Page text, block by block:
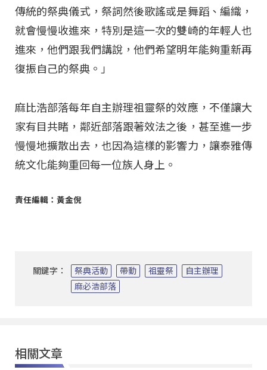
傳統的祭典儀式，祭詞然後歌謠或是舞蹈、編織，
就會慢慢收進來，特別是這一次的雙崎的年輕人也
進來，他們跟我們講說，他們希望明年能夠重新再
復振自己的祭典。」
麻比浩部落每年自主辦理祖靈祭的效應，不僅讓大
家有目共睹，鄰近部落跟著效法之後，甚至進一步
慢慢地擴散出去，也因為這樣的影響力，讓泰雅傳
統文化能夠重回每一位族人身上。
責任編輯：黃金倪
關鍵字： 祭典活動 帶動 祖靈祭
自主辦理
麻必浩部落
相關文章